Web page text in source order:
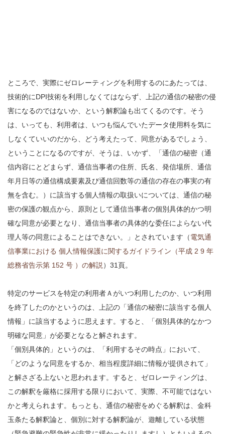
ところで、実際にゼロレーティングを利用するのにあたっては、
技術的にDPI技術を利用しなくてはならず、上記の通信の秘密の侵
害になるのではないか、という解釈論も出てくるのです。そう
は、いっても、利用者は、いつも悩んでいたデータ使用料を気に
しなくていいのだから、どう考えたって、同意があるでしょう、
ということになるのですが、そうは、いかず、「通信の秘密（通
信内容にとどまらず、通信当事者の住所、氏名、発信場所、通信
年月日等の通信構成要素及び通信回数等の通信の存在の事実の有
無を含む。）に該当する個人情報の取扱いについては、通信の秘
密の保護の観点から、原則として通信当事者の個別具体的かつ明
確な同意が必要となり、通信当事者の具体的な委任によらない代
理人等の同意によることはできない。」とされています（電気通
信事業における 個人情報保護に関するガイドライン（平成 2 9 年
総務省告示第 152 号 ）の解説 ）31頁。
特定のサービスを特定の利用者Ａがいつ利用したのか、いつ利用
を終了したのかというのは、上記の「通信の秘密に該当する個人
情報」に該当するように思えます。すると、「個別具体的なかつ
明確な同意」が必要となると解されます。
「個別具体的」というのは、「利用するその時点」において、
「どのような同意をするか、相当程度詳細に情報が提供されて」
と解さざる上ないと思われます。すると、ゼロレーティングは、
この解釈を厳格に採用する限りにおいて、実際、不可能ではない
かと考えられます。もっとも、通信の秘密をめぐる解釈は、金科
玉条たる解釈論と、個別に対する解釈論が、遊離している状態